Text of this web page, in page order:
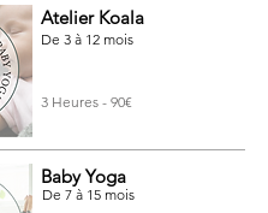
Atelier Koala
De 3 à 12 mois
3 Heures - 90€
Baby Yoga
De 7 à 15 mois